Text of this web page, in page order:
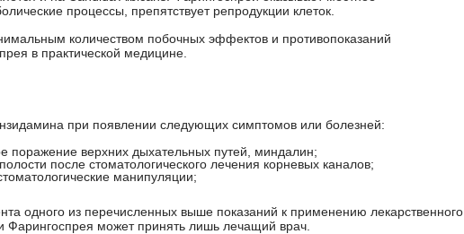
процессы, препятствует репродукции клеток.
количеством побочных эффектов и противопоказаний
в практической медицине.
при появлении следующих симптомов или болезней:
поражение верхних дыхательных путей, миндалин;
после стоматологического лечения корневых каналов;
манипуляции;
одного из перечисленных выше показаний к применению лекарственного
Фарингоспрея может принять лишь лечащий врач.